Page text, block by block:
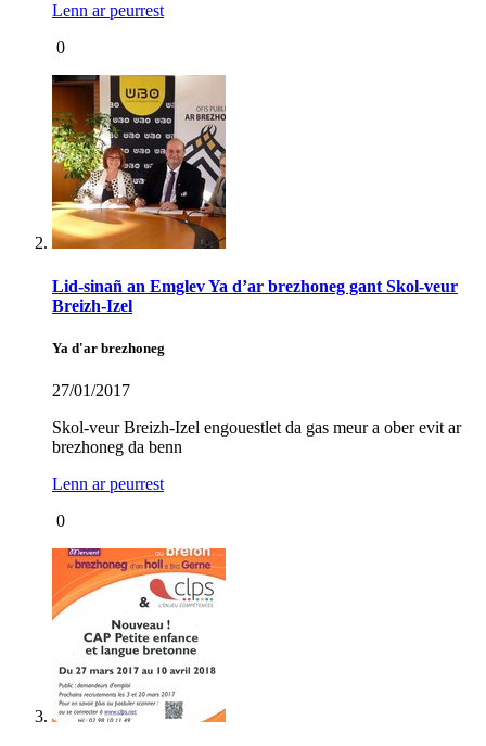
Lenn ar peurrest
0
Lid-sinañ an Emglev Ya d’ar brezhoneg gant Skol-veur
Breizh-Izel
Ya d'ar brezhoneg
27/01/2017
Skol-veur Breizh-Izel engouestlet da gas meur a ober evit ar
brezhoneg da benn
Lenn ar peurrest
0